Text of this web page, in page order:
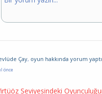
Çay, oyun hakkında yorum yaptı
önce
Seviyesindeki